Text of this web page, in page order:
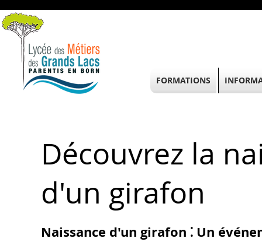
Découvrez la
d'un girafon
Naissance d'un girafon ⁚ Un
FORMATIONS